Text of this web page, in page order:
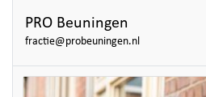
PRO Beuningen
fractie@probeuningen.nl